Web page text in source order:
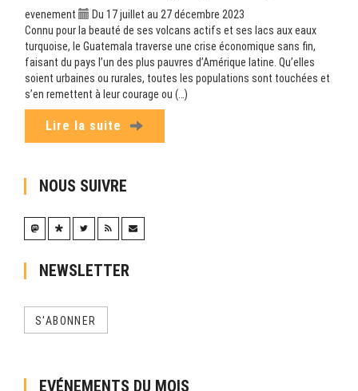
evenement
Du 17 juillet au 27 décembre 2023
Connu pour la beauté de ses volcans actifs et ses lacs aux eaux
turquoise, le Guatemala traverse une crise économique sans fin,
faisant du pays l’un des plus pauvres d’Amérique latine. Qu’elles
soient urbaines ou rurales, toutes les populations sont touchées et
s’en remettent à leur courage ou (…)
Lire la suite
NOUS SUIVRE
NEWSLETTER
S'ABONNER
EVÉNEMENTS DU MOIS